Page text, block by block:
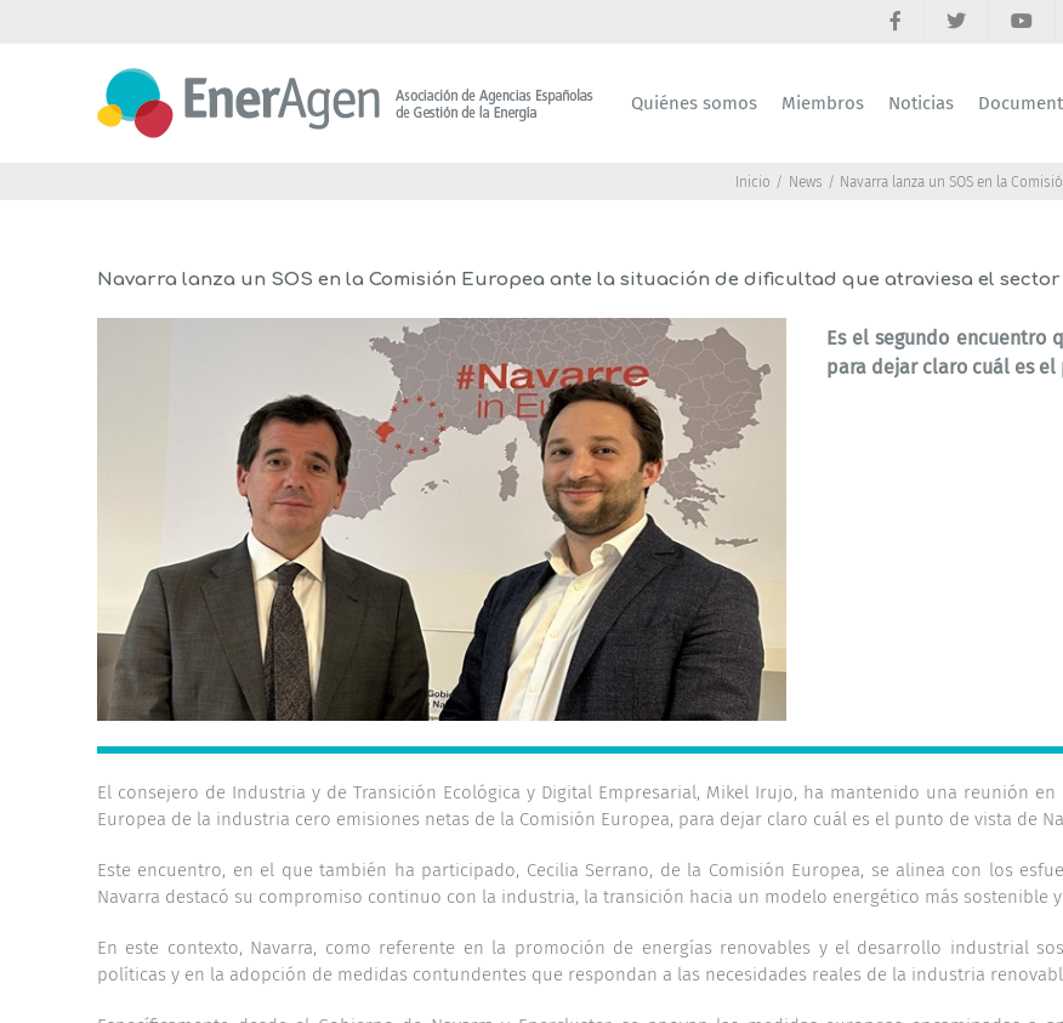
Quiénes somos Miembros Noticias
Inicio News Navarra lanza un SOS en la
Navarra lanza un SOS en la Comisión Europea ante la situación de dificultad que atraviesa el
Es el segundo encuentro
para dejar claro cuál es
El consejero de Industria y de Transición Ecológica y Digital Empresarial, Mikel Irujo, ha mantenido una reunión
Europea de la industria cero emisiones netas de la Comisión Europea, para dejar claro cuál es el punto de vista de
Este encuentro, en el que también ha participado, Cecilia Serrano, de la Comisión Europea, se alinea con los
Navarra destacó su compromiso continuo con la industria, la transición hacia un modelo energético más sostenible
En este contexto, Navarra, como referente en la promoción de energías renovables y el desarrollo industrial
políticas y en la adopción de medidas contundentes que respondan a las necesidades reales de la industria